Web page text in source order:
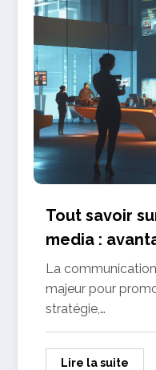
Tout savoir
media :
votre club
La
majeur pour
stratégie,…
Lire la suite